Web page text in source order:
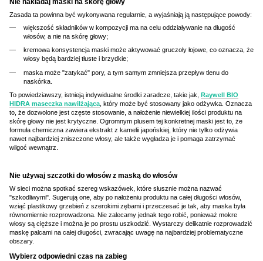
Nie nakładaj maski na skórę głowy
Zasada ta powinna być wykonywana regularnie, a wyjaśniają ją następujące powody:
większość składników w kompozycji ma na celu oddziaływanie na długość
włosów, a nie na skórę głowy;
kremowa konsystencja maski może aktywować gruczoły łojowe, co oznacza, że
włosy będą bardziej tłuste i brzydkie;
maska może "zatykać" pory, a tym samym zmniejsza przepływ tlenu do
naskórka.
To powiedziawszy, istnieją indywidualne środki zaradcze, takie jak, Raywell BIO
HIDRA maseczka nawilżająca , który może być stosowany jako odżywka. Oznacza
to, że dozwolone jest częste stosowanie, a nałożenie niewielkiej ilości produktu na
skórę głowy nie jest krytyczne. Ogromnym plusem tej konkretnej maski jest to, że
formuła chemiczna zawiera ekstrakt z kamelii japońskiej, który nie tylko odżywia
nawet najbardziej zniszczone włosy, ale także wygładza je i pomaga zatrzymać
wilgoć wewnątrz.
Nie używaj szczotki do włosów z maską do włosów
W sieci można spotkać szereg wskazówek, które słusznie można nazwać
"szkodliwymi". Sugerują one, aby po nałożeniu produktu na całej długości włosów,
wziąć plastikowy grzebień z szerokimi zębami i przeczesać je tak, aby maska była
równomiernie rozprowadzona. Nie zalecamy jednak tego robić, ponieważ mokre
włosy są cięższe i można je po prostu uszkodzić. Wystarczy delikatnie rozprowadzić
maskę palcami na całej długości, zwracając uwagę na najbardziej problematyczne
obszary.
Wybierz odpowiedni czas na zabieg